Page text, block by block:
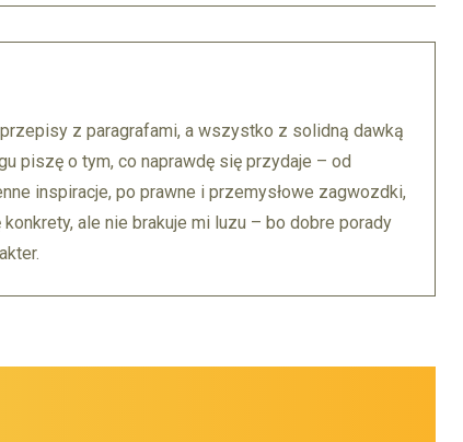
z paragrafami, a wszystko z solidną dawką
piszę o tym, co naprawdę się przydaje – od
inspiracje, po prawne i przemysłowe zagwozdki,
ale nie brakuje mi luzu – bo dobre porady